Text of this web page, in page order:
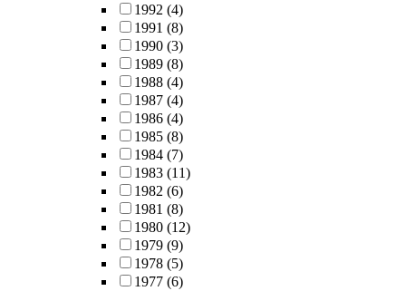
1992 (4)
1991 (8)
1990 (3)
1989 (8)
1988 (4)
1987 (4)
1986 (4)
1985 (8)
1984 (7)
1983 (11)
1982 (6)
1981 (8)
1980 (12)
1979 (9)
1978 (5)
1977 (6)